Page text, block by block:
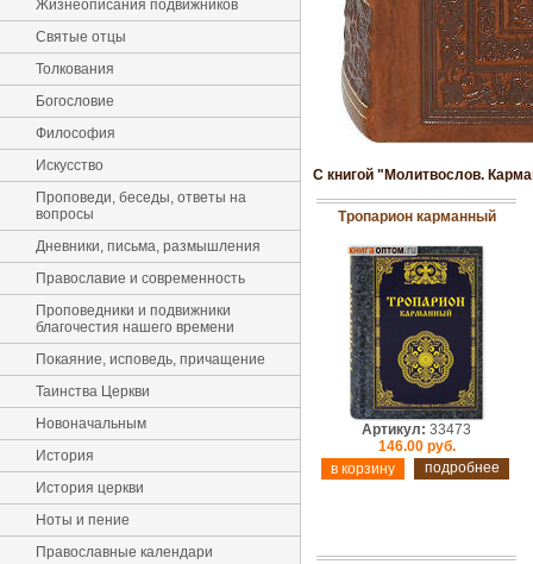
Жизнеописания подвижников
Святые отцы
Толкования
Богословие
Философия
Искусство
Проповеди, беседы, ответы на
вопросы
Дневники, письма, размышления
Православие и современность
Проповедники и подвижники
благочестия нашего времени
Покаяние, исповедь, причащение
Таинства Церкви
Новоначальным
История
История церкви
Ноты и пение
Православные календари
С книгой "Молитвослов.
Тропарион карманный
Артикул: 33473
146.00 руб.
подробнее